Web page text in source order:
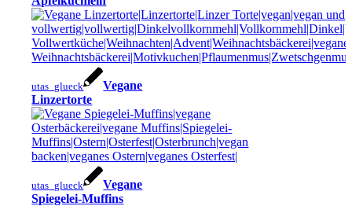
utas_glueck
Vegane
Linzertorte
utas_glueck
Vegane
Spiegelei-Muffins